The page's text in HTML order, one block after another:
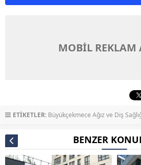
MOBİL REKLAM
ETİKETLER: Büyükçekmece Ağız ve Diş
BENZER